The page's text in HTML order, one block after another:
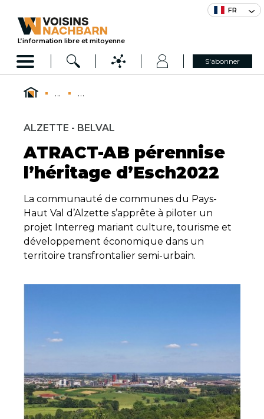
FR
L’information libre et mitoyenne
S'abonner
... ...
ALZETTE - BELVAL
ATRACT-AB pérennise
l’héritage d’Esch2022
La communauté de communes du Pays-
Haut Val d’Alzette s’apprête à piloter un
projet Interreg mariant culture, tourisme et
développement économique dans un
territoire transfrontalier semi-urbain.